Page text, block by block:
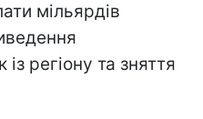
мільярдів
регіону та зняття